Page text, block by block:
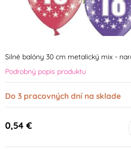
Silné balóny 30 cm metalický mix -
Podrobný popis produktu
Do 3 pracovných dní na sklade
0,54 €